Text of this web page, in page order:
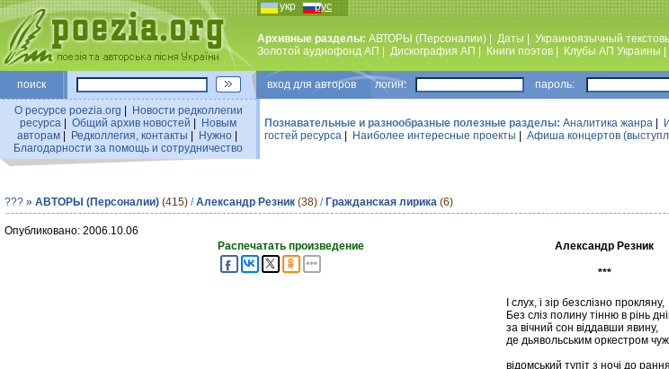
укр рус
Архивные разделы: АВТОРЫ (Персоналии) Даты Украиноязычный
Золотой аудиофонд АП
Дискография АП Книги поэтов Клубы АП Украины
поиск вход для авторов логин: пароль:
О ресурсе poezia.org
Новости редколлегии
ресурса
Общий архив новостей
Новым
авторам| Редколлегия, контакты Нужно|
Благодарности за помощь и сотрудничество
Познавательные и разнообразные полезные разделы: Аналитика жанра
гостей ресурса
Наиболее интересные проекты Афиша концертов
??? » АВТОРЫ (Персоналии) (415) /Александр Резник (38) / Гражданская лирика (6)
Опубликовано: 2006.10.06
Распечатать произведение
Александр Резник
***
І слух, і зір безслізно прокляну,
Без сліз полину тінню в рінь
за вічний сон віддавши явину,
де дьявольським оркестром
відомський тупіт з ночі до